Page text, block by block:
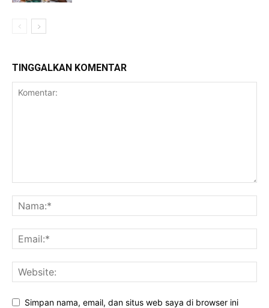
TINGGALKAN KOMENTAR
Simpan nama, email, dan situs web saya di browser ini